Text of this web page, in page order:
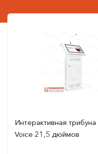
Интерактивная трибуна
Voice 21,5 дюймов